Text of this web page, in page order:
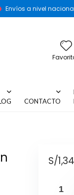
Envíos a nivel
CONTACTO
S/